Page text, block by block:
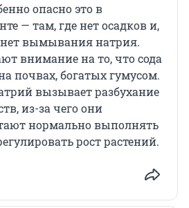
опасно это в
— там, где нет осадков и,
нет вымывания натрия.
внимание на то, что сода
почвах, богатых гумусом.
вызывает разбухание
из-за чего они
нормально выполнять
рост растений.